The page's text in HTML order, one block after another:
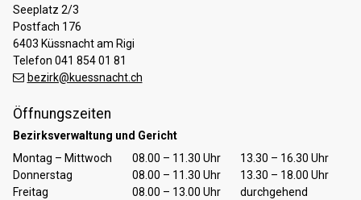
Seeplatz 2/3
Postfach 176
6403 Küssnacht am Rigi
Telefon 041 854 01 81
bezirk@kuessnacht.ch
Öffnungszeiten
Bezirksverwaltung und Gericht
TagÖffnungszeiten Vormittag Öffnungszeiten Nachmittag
Montag – Mittwoch 08.00 – 11.30 Uhr
13.30 – 16.30 Uhr
Donnerstag
08.00 – 11.30 Uhr
13.30 – 18.00 Uhr
Freitag
08.00 – 13.00 Uhr durchgehend